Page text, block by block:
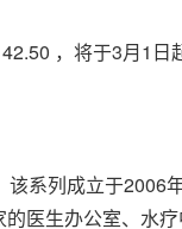
，将于3月1
系列成立于
医生办公室、水